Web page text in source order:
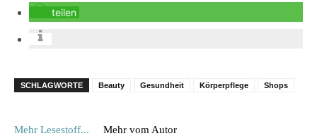
teilen
SCHLAGWORTE Beauty Gesundheit Körperpflege Shops
Mehr Lesestoff... Mehr vom Autor